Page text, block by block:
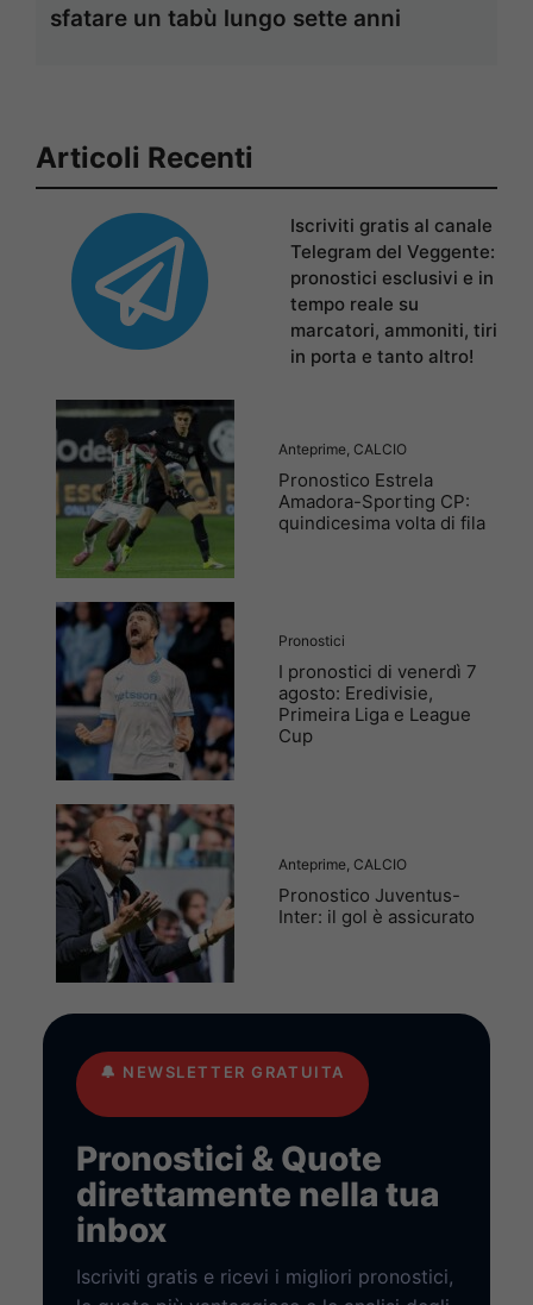
sfatare un tabù lungo sette anni
Articoli Recenti
Iscriviti gratis al canale
Telegram del Veggente:
pronostici esclusivi e in
tempo reale su
marcatori, ammoniti, tiri
in porta e tanto altro!
Anteprime CALCIO
Pronostico Estrela
Amadora-Sporting CP:
quindicesima volta di fila
Pronostici
I pronostici di venerdì 7
agosto: Eredivisie,
Primeira Liga e League
Cup
Anteprime CALCIO
Pronostico Juventus-
Inter: il gol è assicurato
🔔 NEWSLETTER GRATUITA
Pronostici & Quote
direttamente nella tua
inbox
Iscriviti gratis e ricevi i migliori pronostici,